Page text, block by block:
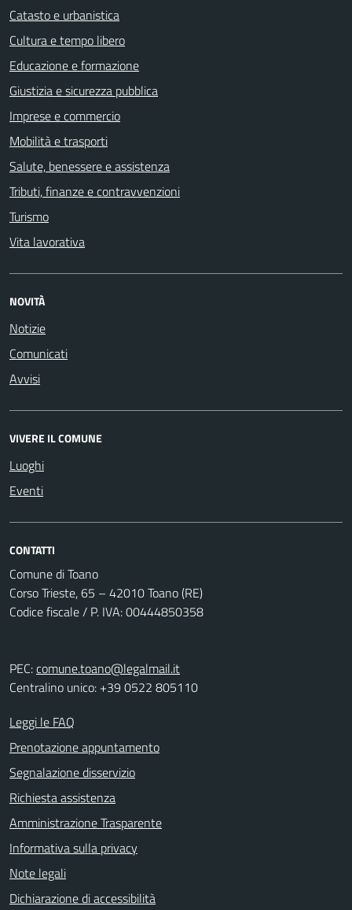
Catasto e urbanistica
Cultura e tempo libero
Educazione e formazione
Giustizia e sicurezza pubblica
Imprese e commercio
Mobilità e trasporti
Salute, benessere e assistenza
Tributi, finanze e contravvenzioni
Turismo
Vita lavorativa
NOVITÀ
Notizie
Comunicati
Avvisi
VIVERE IL COMUNE
Luoghi
Eventi
CONTATTI
Comune di Toano
Corso Trieste, 65 – 42010 Toano (RE)
Codice fiscale / P. IVA: 00444850358
PEC:comune.toano@legalmail.it
Centralino unico: +39 0522 805110
Leggi le FAQ
Prenotazione appuntamento
Segnalazione disservizio
Richiesta assistenza
Amministrazione Trasparente
Informativa sulla privacy
Note legali
Dichiarazione di accessibilità